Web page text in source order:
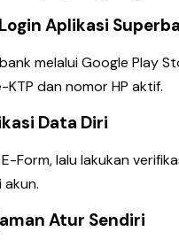
Aplikasi
melalui Google Play
dan nomor HP aktif.
Data Diri
Form, lalu lakukan
Atur Sendiri